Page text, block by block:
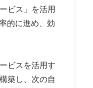
ビス」を活用
的に進め、効
ビスを活用す
築し、次の自